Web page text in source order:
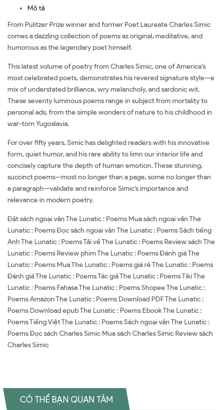
Mô tả
From Pulitzer Prize winner and former Poet Laureate Charles Simic
comes a dazzling collection of poems as original, meditative, and
humorous as the legendary poet himself.
This latest volume of poetry from Charles Simic, one of America’s
most celebrated poets, demonstrates his revered signature style—a
mix of understated brilliance, wry melancholy, and sardonic wit.
These seventy luminous poems range in subject from mortality to
personal ads, from the simple wonders of nature to his childhood in
war-torn Yugoslavia.
For over fifty years, Simic has delighted readers with his innovative
form, quiet humor, and his rare ability to limn our interior life and
concisely capture the depth of human emotion. These stunning,
succinct poems—most no longer than a page, some no longer than
a paragraph—validate and reinforce Simic’s importance and
relevance in modern poetry.
Đặt sách ngoại văn The Lunatic : Poems Mua sách ngoại văn The
Lunatic : Poems Đọc sách ngoại văn The Lunatic : Poems Sách tiếng
Anh The Lunatic : Poems Tải về The Lunatic : Poems Review sách The
Lunatic : Poems Review phim The Lunatic : Poems Đánh giá The
Lunatic : Poems Mua The Lunatic : Poems giá rẻ The Lunatic : Poems
Đánh giá The Lunatic : Poems Tác giả The Lunatic : Poems Tiki The
Lunatic : Poems Fahasa The Lunatic : Poems Shopee The Lunatic :
Poems Amazon The Lunatic : Poems Download PDF The Lunatic :
Poems Download epub The Lunatic : Poems Ebook The Lunatic :
Poems Tiếng Việt The Lunatic : Poems Sách ngoại văn The Lunatic :
Poems Đọc sách Charles Simic Mua sách Charles Simic Review sách
Charles Simic
CÓ THỂ BẠN QUAN TÂM